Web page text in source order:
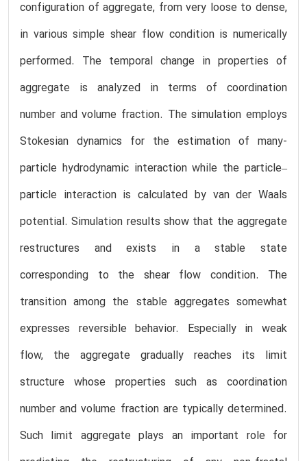
configuration of aggregate, from very loose to dense,
in various simple shear flow condition is numerically
performed. The temporal change in properties of
aggregate is analyzed in terms of coordination
number and volume fraction. The simulation employs
Stokesian dynamics for the estimation of many-
particle hydrodynamic interaction while the particle–
particle interaction is calculated by van der Waals
potential. Simulation results show that the aggregate
restructures and exists in a stable state
corresponding to the shear flow condition. The
transition among the stable aggregates somewhat
expresses reversible behavior. Especially in weak
flow, the aggregate gradually reaches its limit
structure whose properties such as coordination
number and volume fraction are typically determined.
Such limit aggregate plays an important role for